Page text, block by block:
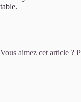
table.
Vous aimez cet article ?